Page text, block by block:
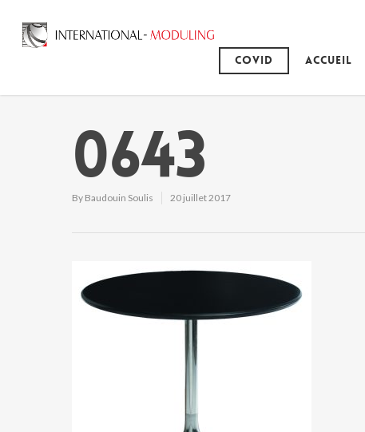
Covid Accueil
0643
By Baudouin Soulis 20 juillet 2017